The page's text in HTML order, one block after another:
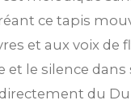
ce tapis
et aux voix de
et le silence dans
du